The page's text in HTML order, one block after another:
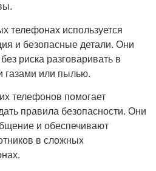
телефонах используется
и безопасные детали. Они
риска разговаривать в
газами или пылью.
телефонов помогает
правила безопасности. Они
и обеспечивают
в сложных